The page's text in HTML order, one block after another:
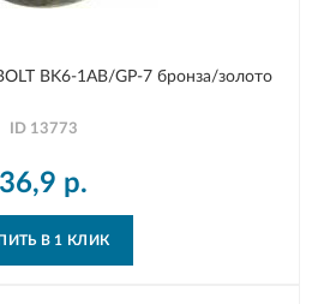
BK6-1AB/GP-7 бронза/золото
ID 13773
36,9 р.
В 1 КЛИК